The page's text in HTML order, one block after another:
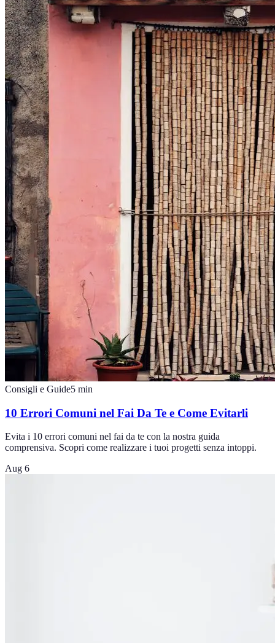
Consigli e Guide5 min
10 Errori Comuni nel Fai Da Te e Come Evitarli
Evita i 10 errori comuni nel fai da te con la nostra guida
comprensiva. Scopri come realizzare i tuoi progetti senza intoppi.
Aug 6